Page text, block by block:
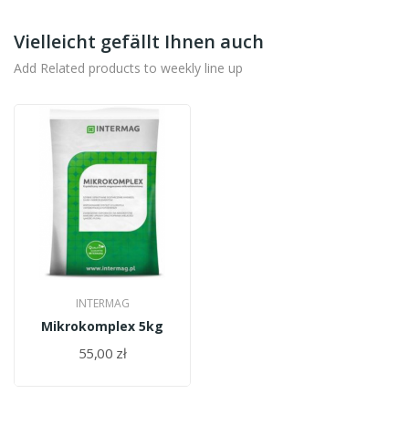
Vielleicht gefällt Ihnen auch
Add Related products to weekly line up
INTERMAG
Mikrokomplex 5kg
55,00 zł